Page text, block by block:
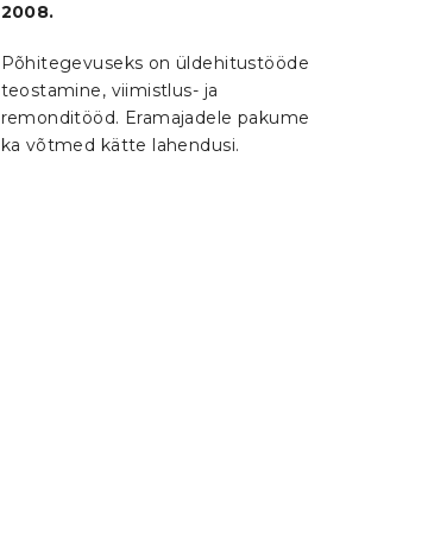
2008.
Põhitegevuseks on üldehitustööde
teostamine, viimistlus- ja
remonditööd. Eramajadele pakume
ka võtmed kätte lahendusi.